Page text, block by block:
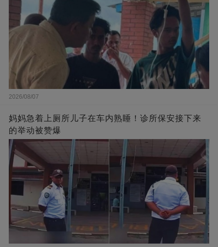
2026/08/07
妈妈急着上厕所儿子在车内熟睡！诊所保安接下来
的举动被赞爆